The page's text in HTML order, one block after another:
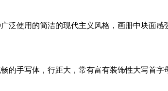
使用的简洁的现代主义风格，画册中块面感
手写体，行距大，常有富有装饰性大写首字